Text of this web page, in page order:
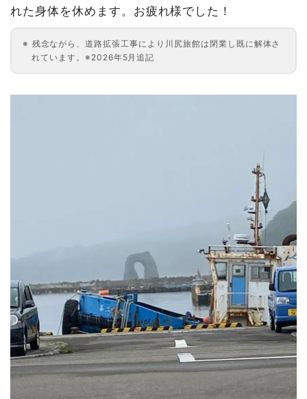
れた身体を休めます。お疲れ様でした！
残念ながら、道路拡張工事により川尻旅館は閉業し既に解体さ
れています。※2026年5月追記